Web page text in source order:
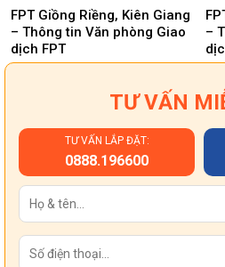
FPT Giồng Riềng, Kiên Giang
– Thông tin Văn phòng Giao
dịch FPT
–
TƯ VẤN
TƯ VẤN LẮP ĐẶT:
0888.196600